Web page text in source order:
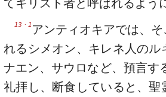
てキリスト者と呼ばれるよう
13・1 アンティオキアでは、
れるシメオン、キレネ人の
ナエン、サウロなど、預言す
礼拝し、断食していると、